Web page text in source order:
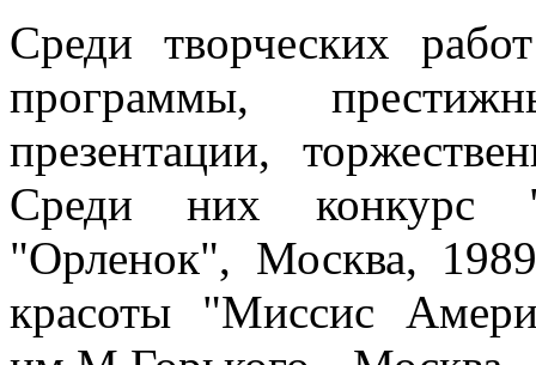
Среди творческих
программы,
презентации,
Среди них конкурс
"Орленок", Москва,
красоты "Миссис